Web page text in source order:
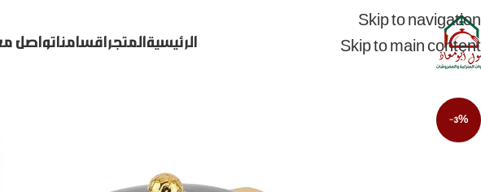
Skip to navigation
Skip to main content
الرئيسية المتجر اقسامنا تواصل
-3%